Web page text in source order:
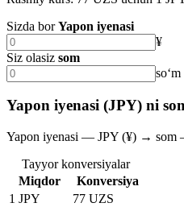
Sizda bor Yapon iyenasi
¥
Siz olasiz som
soʻm
Yapon iyenasi (JPY) ni
Yapon iyenasi — JPY (¥) → som
Tayyor konversiyalar
Miqdor
Konversiya
1 JPY
77 UZS